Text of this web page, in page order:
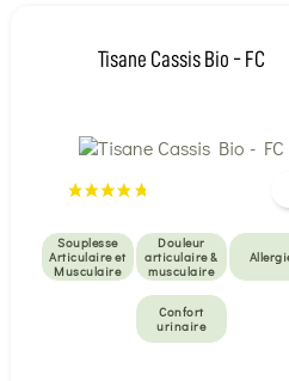
Tisane Cassis Bio - FC
Souplesse
Articulaire et
Musculaire
Douleur
articulaire &
musculaire
Confort
urinaire